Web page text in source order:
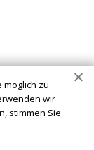
möglich zu
wir
stimmen Sie